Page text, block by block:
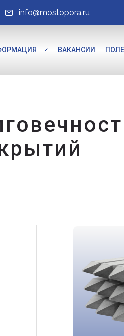
info@mostopora.ru
ВАКАНСИИ